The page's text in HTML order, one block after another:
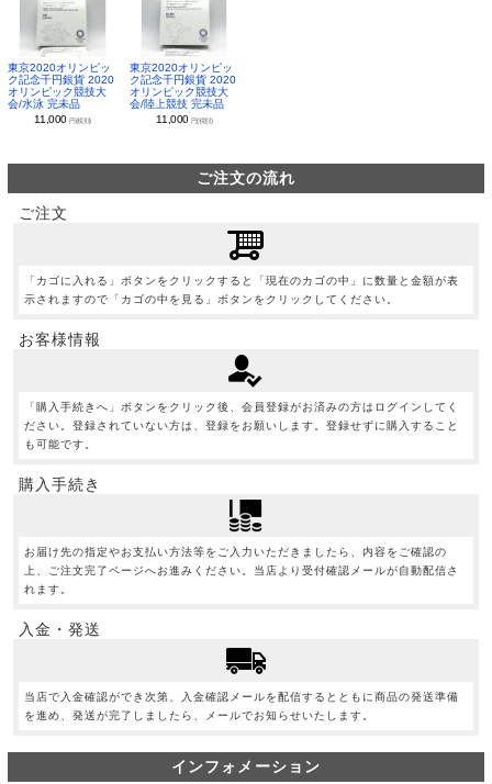
東京2020オリンピッ
ク記念千円銀貨 2020
オリンピック競技大
会/水泳 完未品
11,000円(税別)
東京2020オリンピッ
ク記念千円銀貨 2020
オリンピック競技大
会/陸上競技 完未品
11,000 円(税別)
ご注文の流れ
ご注文
「カゴに入れる」ボタンをクリックすると「現在のカゴの中」に数量と金額が表
示されますので「カゴの中を見る」ボタンをクリックしてください。
お客様情報
「購入手続きへ」ボタンをクリック後、会員登録がお済みの方はログインしてく
ださい。登録されていない方は、登録をお願いします。登録せずに購入すること
も可能です。
購入手続き
お届け先の指定やお支払い方法等をご入力いただきましたら、内容をご確認の
上、ご注文完了ページへお進みください。当店より受付確認メールが自動配信さ
れます。
入金・発送
当店で入金確認ができ次第、入金確認メールを配信するとともに商品の発送準備
を進め、発送が完了しましたら、メールでお知らせいたします。
インフォメーション